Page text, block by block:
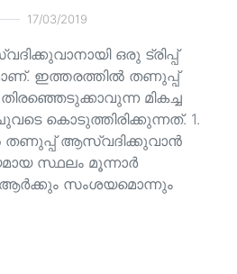
17/03/2019
ഒരു ട്രിപ്പ്
ഇത്തരത്തിൽ തണുപ്പ്
മികച്ച
കൊടുത്തിരിക്കുന്നത്. 1.
തണുപ്പ് ആസ്വദിക്കുവാൻ
സ്ഥലം മൂന്നാർ
ആർക്കും സംശയമൊന്നും